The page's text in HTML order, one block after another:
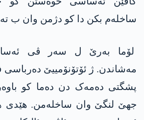
ساخلەم بکن دا کو دژمن وان ب
لۆما بەرێ ل سەر ڤی
مەشاندن. ژ ئۆتۆنۆمییێ دەرباسی
پشگتی دەمەک دن دەما کو
جھێ لنگێ وان ساخلەمن. ھێدی